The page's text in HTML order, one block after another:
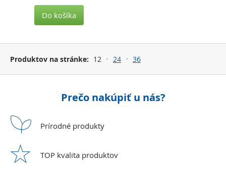
Do košíka
Produktov na stránke: 12 24 36
Prečo nakúpiť u nás?
Prírodné produkty
TOP kvalita produktov